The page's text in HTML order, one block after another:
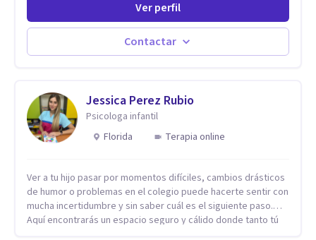
ejercido como profesora universitaria. Un dato curioso: he
vivido en varios países y conozco de primera mano lo que
significa ser migrante, adaptarse a los cambios y empezar de
nuevo.
Ver perfil
Contactar
Jessica Perez Rubio
Psicologa infantil
Florida
Terapia online
Ver a tu hijo pasar por momentos difíciles, cambios drásticos
de humor o problemas en el colegio puede hacerte sentir con
mucha incertidumbre y sin saber cuál es el siguiente paso.
Aquí encontrarás un espacio seguro y cálido donde tanto tú